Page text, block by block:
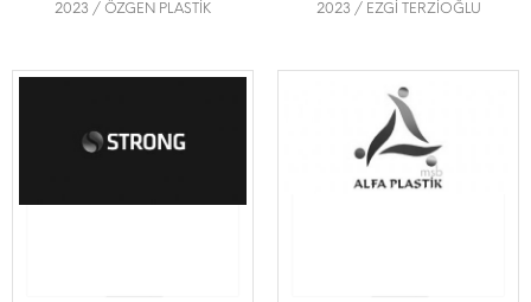
2023 / ÖZGEN PLASTİK 2023 / EZGİ TERZİOĞLU